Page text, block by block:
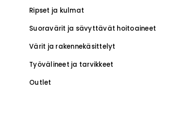
Ripset ja kulmat
Suoravärit ja sävyttävät hoitoaineet
Värit ja rakennekäsittelyt
Työvälineet ja tarvikkeet
Outlet